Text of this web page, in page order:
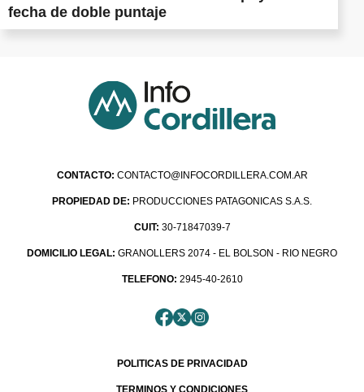
fecha de doble puntaje
CONTACTO: CONTACTO@INFOCORDILLERA.COM.AR
PROPIEDAD DE: PRODUCCIONES PATAGONICAS S.A.S.
CUIT: 30-71847039-7
DOMICILIO LEGAL: GRANOLLERS 2074 - EL BOLSON - RIO NEGRO
TELEFONO: 2945-40-2610
POLITICAS DE PRIVACIDAD
TERMINOS Y CONDICIONES